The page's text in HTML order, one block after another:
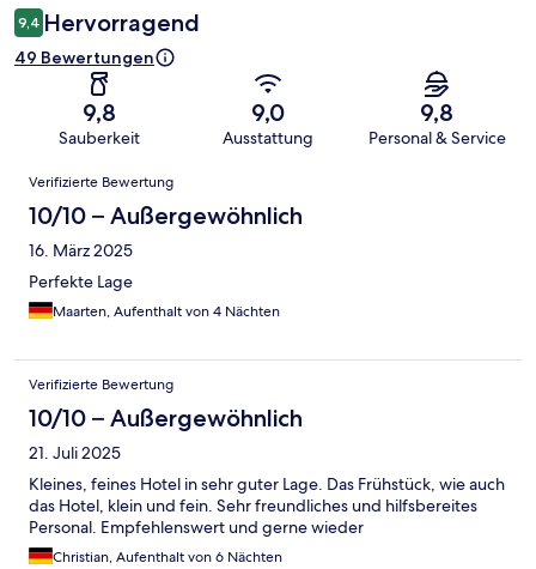
9,4 Hervorragend
49 Bewertungen
9,8
Sauberkeit
9,0
Ausstattung
9,8
Personal & Service
Bewertungen
Verifizierte Bewertung
10/10 – Außergewöhnlich
16. März 2025
Perfekte Lage
Maarten, Aufenthalt von 4 Nächten
Verifizierte Bewertung
10/10 – Außergewöhnlich
21. Juli 2025
Kleines, feines Hotel in sehr guter Lage. Das Frühstück, wie auch
das Hotel, klein und fein. Sehr freundliches und hilfsbereites
Personal. Empfehlenswert und gerne wieder
Christian, Aufenthalt von 6 Nächten